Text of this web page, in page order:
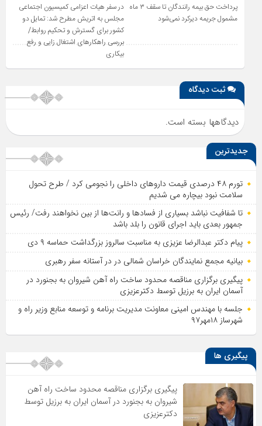
پرداخت حق بیمه رانندگان تا سقف ۳ ماه
مشمول جریمه دیرکرد نمی‌شود
در سفر هیات اعزامی کمیسیون اجتماعی
مجلس به اتریش مطرح شد: تمایل دو
کشور برای گسترش و تحکیم روابط/
بررسی راهکارهای اشتغال زایی و رفع
بیکاری
ثبت دیدگاه
دیدگاهها بسته است.
جدیدترین
تورم ۴۸ درصدی قیمت داروهای داخلی را نجومی کرد / طرح تحول
سلامت نبود بیچاره می شدیم
تا شفافیت نباشد بسیاری از فساد‌ها و رانت‌ها از بین نخواهند رفت/ رئیس
جمهور بعدی باید اجرای قانون را بلد باشد
پیام دکتر عبدالرضا عزیزی به مناسبت سالروز بزرگداشت حماسه ۹ دی
بیانیه مجمع نمایندگان خراسان شمالی در در آستانه سفر رهبری
پیگیری برگزاری مناقصه محدود ساخت راه آهن شیروان به بجنورد در
آسمان ایران به برزیل توسط دکترعزیزی
جلسه با مهندس امینی معاونت مدیریت برنامه و توسعه منابع وزیر راه و
شهرساز ۱۸مهر۹۷
پیگیری ها
پیگیری برگزاری مناقصه محدود ساخت راه آهن
شیروان به بجنورد در آسمان ایران به برزیل توسط
دکترعزیزی